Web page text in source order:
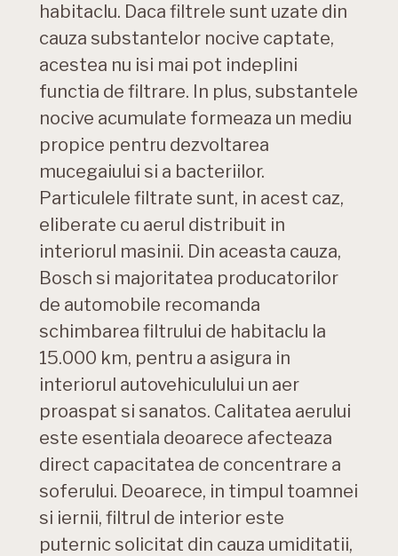
habitaclu. Daca filtrele sunt uzate din
cauza substantelor nocive captate,
acestea nu isi mai pot indeplini
functia de filtrare. In plus, substantele
nocive acumulate formeaza un mediu
propice pentru dezvoltarea
mucegaiului si a bacteriilor.
Particulele filtrate sunt, in acest caz,
eliberate cu aerul distribuit in
interiorul masinii. Din aceasta cauza,
Bosch si majoritatea producatorilor
de automobile recomanda
schimbarea filtrului de habitaclu la
15.000 km, pentru a asigura in
interiorul autovehiculului un aer
proaspat si sanatos. Calitatea aerului
este esentiala deoarece afecteaza
direct capacitatea de concentrare a
soferului. Deoarece, in timpul toamnei
si iernii, filtrul de interior este
puternic solicitat din cauza umiditatii,